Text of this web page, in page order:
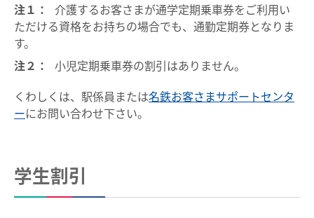
バスでの使い方
バスの運賃計算
鉄道・バス共通情報
おトクな乗継割引
全国相互利用サービス
注１：
介護するお客さまが通学定期乗車券をご利用い
ただける資格をお持ちの場合でも、通勤定期券となりま
す。
注２：
小児定期乗車券の割引はありません。
くわしくは、駅係員または名鉄お客さまサポートセンタ
ーにお問い合わせ下さい。
学生割引